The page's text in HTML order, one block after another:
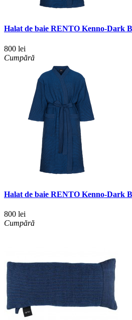
Halat de baie RENTO Kenno-Dark
800 lei
Cumpără
Halat de baie RENTO Kenno-Dark
800 lei
Cumpără